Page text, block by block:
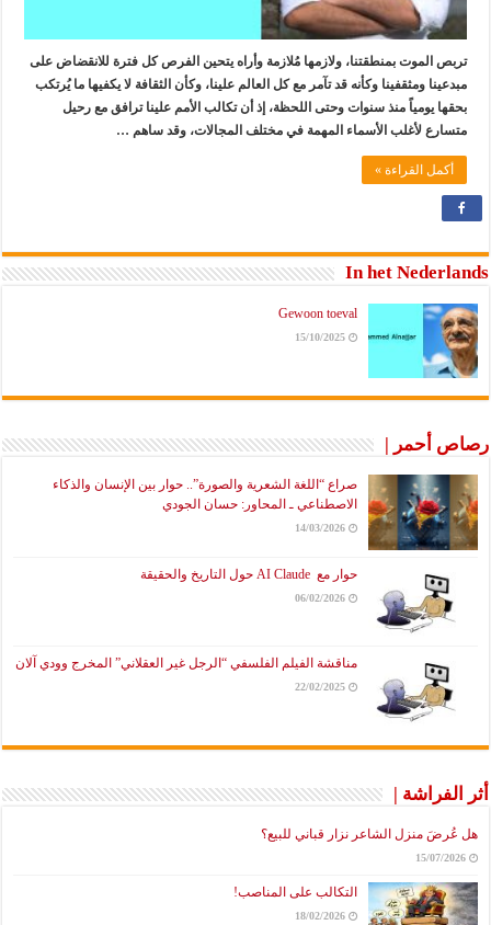
تربص الموت بمنطقتنا، ولازمها مُلازمة وأراه يتحين الفرص كل فترة للانقضاض على
مبدعينا ومثقفينا وكأنه قد تآمر مع كل العالم علينا، وكأن الثقافة لا يكفيها ما يُرتكب
بحقها يومياً منذ سنوات وحتى اللحظة، إذ أن تكالب الأمم علينا ترافق مع رحيل
متسارع لأغلب الأسماء المهمة في مختلف المجالات، وقد ساهم …
أكمل القراءة »
In het Nederlands
Gewoon toeval
15/10/2025
رصاص أحمر |
صراع “اللغة الشعرية والصورة”.. حوار بين الإنسان والذكاء
الاصطناعي ـ المحاور: حسان الجودي
14/03/2026
حوار مع AI Claude حول التاريخ والحقيقة
06/02/2026
مناقشة الفيلم الفلسفي “الرجل غير العقلاني” المخرج وودي آلان
22/02/2025
أثر الفراشة |
هل عُرضَ منزل الشاعر نزار قباني للبيع؟
15/07/2026
التكالب على المناصب!
18/02/2026